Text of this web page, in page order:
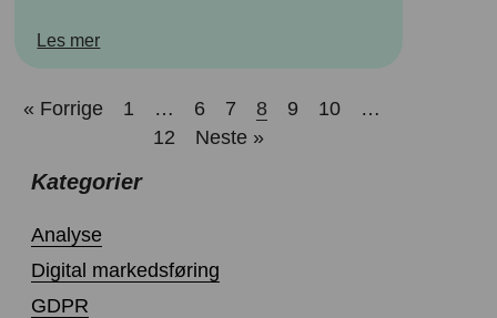
Les mer
« Forrige 1 … 6 7 8 9 10
…
12
Neste »
Kategorier
Analyse
Digital markedsføring
GDPR